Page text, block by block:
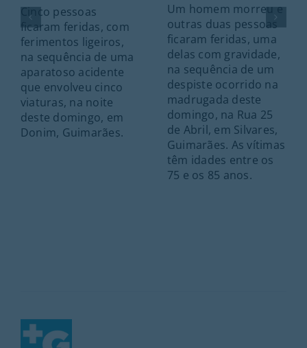
Cinco pessoas
ficaram feridas, com
ferimentos ligeiros,
na sequência de uma
aparatoso acidente
que envolveu cinco
viaturas, na noite
deste domingo, em
Donim, Guimarães.
Um homem morreu e
outras duas pessoas
ficaram feridas, uma
delas com gravidade,
na sequência de um
despiste ocorrido na
madrugada deste
domingo, na Rua 25
de Abril, em Silvares,
Guimarães. As vítimas
têm idades entre os
75 e os 85 anos.